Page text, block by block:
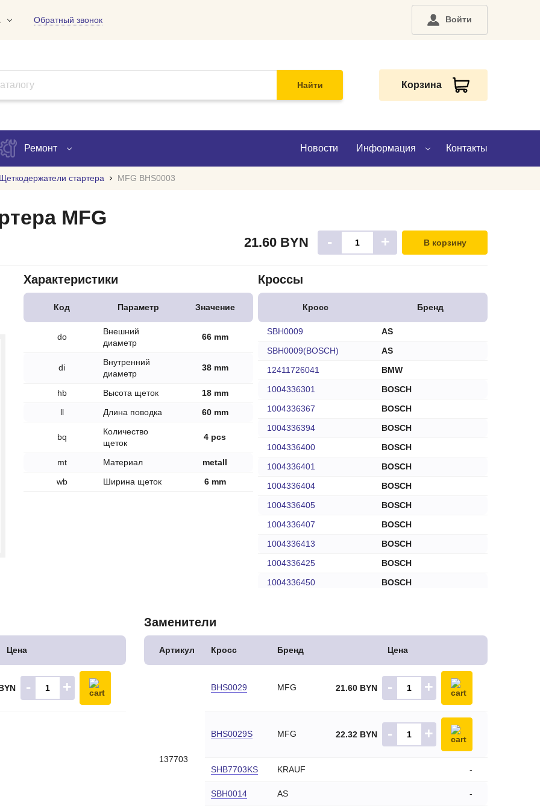
Обратный звонок Войти
Найти Корзина
Ремонт
Проверка ремонта
Новости Информация
Оплата
Контакты
Щеткодержатели стартера MFG BHS0003
21.60 BYN - + В корзину
MFG
Характеристики
Код Параметр Значение
do
Внешний
диаметр
66 mm
di
Внутренний
диаметр
38 mm
hb Высота щеток
18 mm
ll
Длина поводка 60 mm
bq
Количество
щеток
4 pcs
mt Материал
metall
wb
Ширина щеток 6 mm
Кроссы
Кросс Бренд
SBH0009
AS
SBH0009(BOSCH)
AS
12411726041
BMW
1004336301
BOSCH
1004336367
BOSCH
1004336394
BOSCH
1004336400
BOSCH
1004336401
BOSCH
1004336404
BOSCH
1004336405
BOSCH
1004336407
BOSCH
1004336413
BOSCH
1004336425
BOSCH
1004336450
BOSCH
BOSCH
BOSCH
1004336807
BOSCH
1004336849
1004336871
Цена
- +
Заменители
Артикул Кросс Бренд Цена
137703
BHS0029 MFG 21.60 BYN - +
BHS0029S MFG 22.32 BYN - +
SHB7703KS KRAUF -
SBH0014 AS -